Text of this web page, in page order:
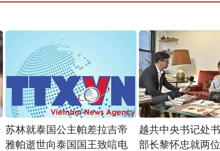
苏林就泰国公主帕差拉吉帝
雅帕逝世向泰国国王致唁电
越共中央书记处
部长黎怀忠就两